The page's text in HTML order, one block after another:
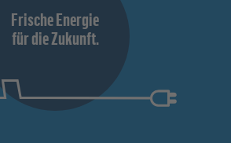
Frische Energie
für die Zukunft.